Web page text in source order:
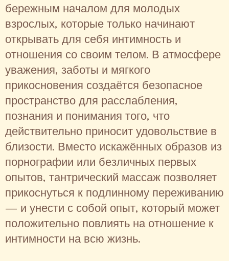
бережным началом для молодых
взрослых, которые только начинают
открывать для себя интимность и
отношения со своим телом. В атмосфере
уважения, заботы и мягкого
прикосновения создаётся безопасное
пространство для расслабления,
познания и понимания того, что
действительно приносит удовольствие в
близости. Вместо искажённых образов из
порнографии или безличных первых
опытов, тантрический массаж позволяет
прикоснуться к подлинному переживанию
— и унести с собой опыт, который может
положительно повлиять на отношение к
интимности на всю жизнь.